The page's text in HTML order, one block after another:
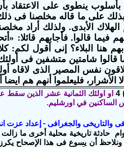
ينطوى على الاعتقاد
على ما قاله مخلصنا فى
الأبدى. ولذلك أراد
قالوا. فأجابهم قائلا:
هنا البلاء؟ إنى أقول
قالوا شامتين متشفين فى
نفس المصير الذى لاقاه
الأشرار، فليعلموا أنهم هم
او اولئك الثمانية عشر الذين سقط
الساكنين في اورشليم.
والتاريخى والجغرافى - إعداد عزت
حادثة تاريخية محلية أخرى ما زالت
أن يسوع فى هذا الإصحاح يكرز